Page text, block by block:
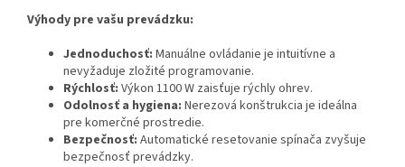
Výhody pre vašu prevádzku:
Jednoduchosť: Manuálne ovládanie je intuitívne a
nevyžaduje zložité programovanie.
Rýchlosť: Výkon 1100 W zaisťuje rýchly ohrev.
Odolnosť a hygiena: Nerezová konštrukcia je ideálna
pre komerčné prostredie.
Bezpečnosť: Automatické resetovanie spínača zvyšuje
bezpečnosť prevádzky.